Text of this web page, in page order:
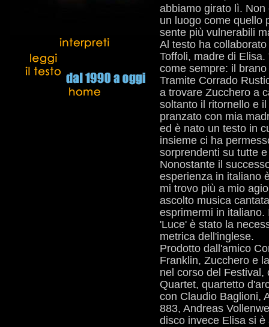
abbiamo girato lì.
un luogo come quello
sente più vulnerabili
Al testo ha
Toffoli, madre di
come sempre: il
Tramite Corrado
a trovare Zucchero a
soltanto il ritornello e
pranzato con mia
ed è nato un testo in
insieme ci ha
sorprendenti su tutte
Nonostante il
esperienza in italiano
mi trovo più a mio
ascolto musica
esprimermi in
'Luce' è stato la
metrica dell'inglese.
Prodotto dall'amico
Franklin, Zucchero e
nel corso del Festival,
Quartet, quartetto
con Claudio Baglioni,
883, Andreas
disco invece Elisa si